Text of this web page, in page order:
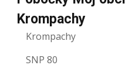
Krompachy
Krompachy
SNP 80